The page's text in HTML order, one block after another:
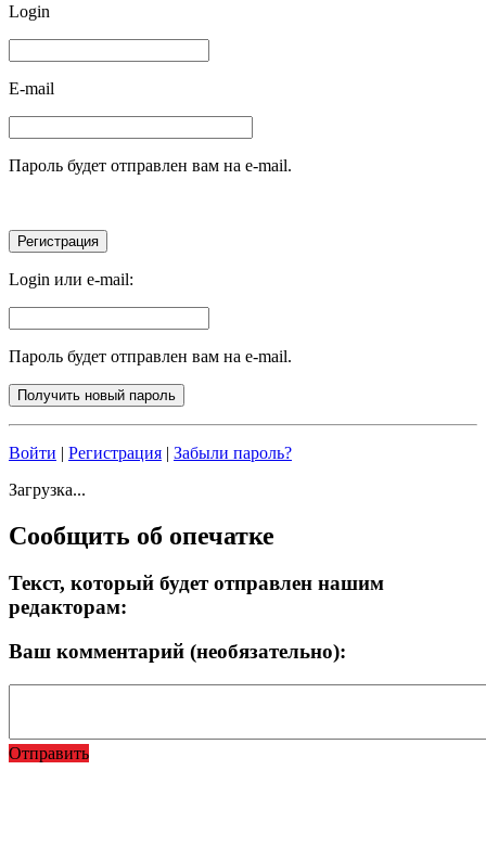
Login
E-mail
Пароль будет отправлен вам на e-mail.
Login или e-mail:
Пароль будет отправлен вам на e-mail.
Войти | Регистрация | Забыли пароль?
Загрузка...
Сообщить об опечатке
Текст, который будет отправлен нашим
редакторам:
Ваш комментарий (необязательно):
Отправить